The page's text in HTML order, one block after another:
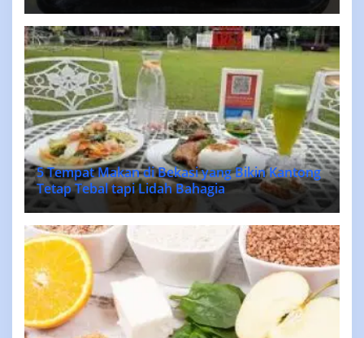
5 Tempat Makan di Bekasi yang Bikin Kantong
Tetap Tebal tapi Lidah Bahagia